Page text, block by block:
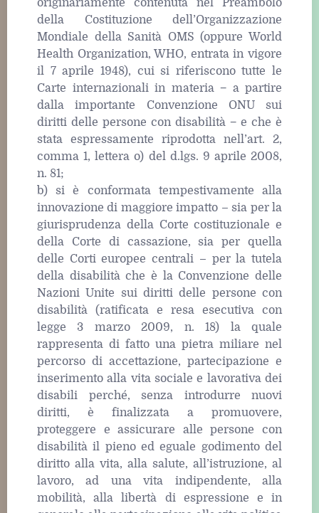
originariamente contenuta nel Preambolo
della Costituzione dell’Organizzazione
Mondiale della Sanità OMS (oppure World
Health Organization, WHO, entrata in vigore
il 7 aprile 1948), cui si riferiscono tutte le
Carte internazionali in materia − a partire
dalla importante Convenzione ONU sui
diritti delle persone con disabilità − e che è
stata espressamente riprodotta nell’art. 2,
comma 1, lettera o) del d.lgs. 9 aprile 2008,
n. 81;
b) si è conformata tempestivamente alla
innovazione di maggiore impatto – sia per la
giurisprudenza della Corte costituzionale e
della Corte di cassazione, sia per quella
delle Corti europee centrali – per la tutela
della disabilità che è la Convenzione delle
Nazioni Unite sui diritti delle persone con
disabilità (ratificata e resa esecutiva con
legge 3 marzo 2009, n. 18) la quale
rappresenta di fatto una pietra miliare nel
percorso di accettazione, partecipazione e
inserimento alla vita sociale e lavorativa dei
disabili perché, senza introdurre nuovi
diritti, è finalizzata a promuovere,
proteggere e assicurare alle persone con
disabilità il pieno ed eguale godimento del
diritto alla vita, alla salute, all’istruzione, al
lavoro, ad una vita indipendente, alla
mobilità, alla libertà di espressione e in